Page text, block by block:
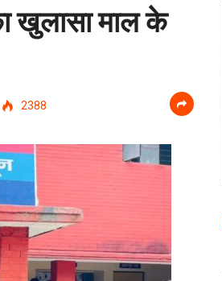
खुलासा माल के
2388